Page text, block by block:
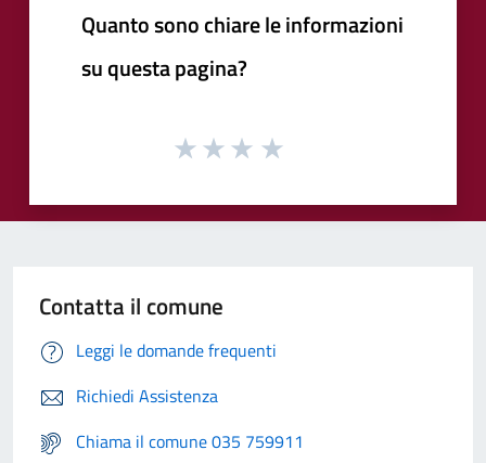
Quanto sono chiare le informazioni
su questa pagina?
Contatta il comune
Leggi le domande frequenti
Richiedi Assistenza
Chiama il comune 035 759911